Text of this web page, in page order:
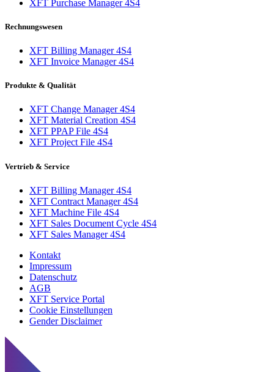
XFT Purchase Manager 4S4
Rechnungswesen
XFT Billing Manager 4S4
XFT Invoice Manager 4S4
Produkte & Qualität
XFT Change Manager 4S4
XFT Material Creation 4S4
XFT PPAP File 4S4
XFT Project File 4S4
Vertrieb & Service
XFT Billing Manager 4S4
XFT Contract Manager 4S4
XFT Machine File 4S4
XFT Sales Document Cycle 4S4
XFT Sales Manager 4S4
Kontakt
Impressum
Datenschutz
AGB
XFT Service Portal
Cookie Einstellungen
Gender Disclaimer